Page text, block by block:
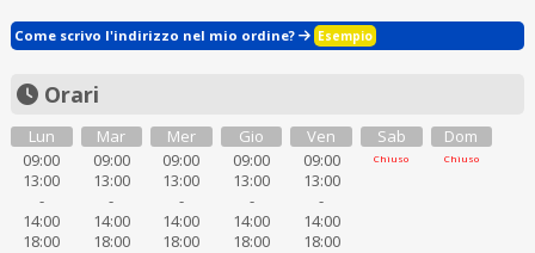
Come scrivo l'indirizzo nel mio ordine? Esempio
Orari
Lun
09:00
13:00
-
14:00
18:00
Mar
09:00
13:00
-
14:00
18:00
Mer
09:00
13:00
-
14:00
18:00
Gio
09:00
13:00
-
14:00
18:00
Ven
09:00
13:00
-
14:00
18:00
Sab
Chiuso
Dom
Chiuso